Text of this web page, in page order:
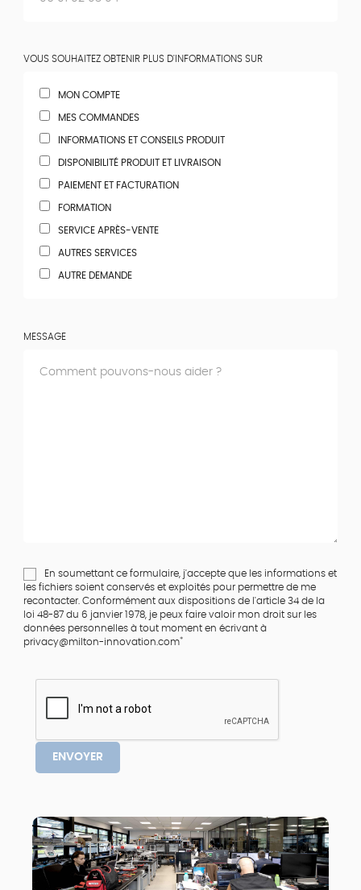
VOUS SOUHAITEZ OBTENIR PLUS D'INFORMATIONS SUR
MON COMPTE
MES COMMANDES
INFORMATIONS ET CONSEILS PRODUIT
DISPONIBILITÉ PRODUIT ET LIVRAISON
PAIEMENT ET FACTURATION
FORMATION
SERVICE APRÈS-VENTE
AUTRES SERVICES
AUTRE DEMANDE
MESSAGE
En soumettant ce formulaire, j'accepte que les informations et
les fichiers soient conservés et exploités pour permettre de me
recontacter. Conformément aux dispositions de l'article 34 de la
loi 48-87 du 6 janvier 1978, je peux faire valoir mon droit sur les
données personnelles à tout moment en écrivant à
privacy@milton-innovation.com*